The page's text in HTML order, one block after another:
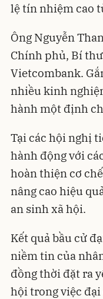
lệ tín nhiệm cao
Ông Nguyễn
Chính phủ, Bí
Vietcombank.
nhiều kinh
hành một định
Tại các hội nghị
hành động với
hoàn thiện cơ
nâng cao hiệu
an sinh xã hội.
Kết quả bầu cử
niềm tin của
đồng thời đặt ra
hội trong việc đại